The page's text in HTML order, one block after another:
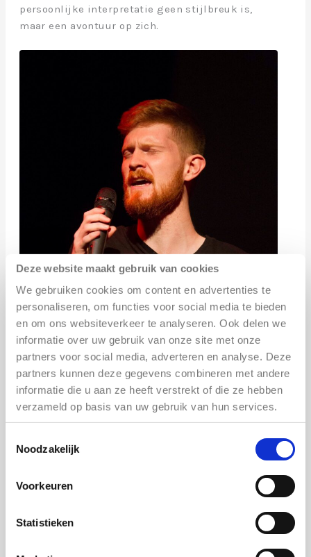
Deze website maakt gebruik van cookies
We gebruiken cookies om content en advertenties te
personaliseren, om functies voor social media te bieden
en om ons websiteverkeer te analyseren. Ook delen we
informatie over uw gebruik van onze site met onze
partners voor social media, adverteren en analyse. Deze
partners kunnen deze gegevens combineren met andere
informatie die u aan ze heeft verstrekt of die ze hebben
verzameld op basis van uw gebruik van hun services.
Noodzakelijk
Voorkeuren
Statistieken
persoonlijke interpretatie geen stijlbreuk is,
maar een avontuur op zich.
Toegang is gratis voor degenen die meezingen
Luisteraars betalen slechts € 6,00 entree. Koop
De sessie is niet alleen voor muzikanten, ook